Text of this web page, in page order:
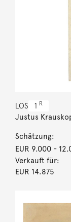
LOS 1 R
Justus
Schätzung:
EUR 9.000-
Verkauft für:
EUR 14.875